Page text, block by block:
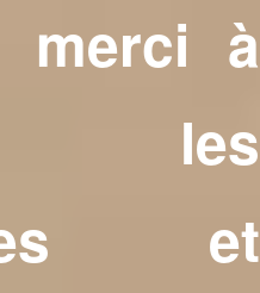
merci à
les
et